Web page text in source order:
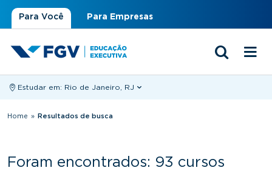
Para Você Para Empresas
Estudar em: Rio de Janeiro, RJ
Você está aqui
Home » Resultados de busca
Foram encontrados: 93 cursos